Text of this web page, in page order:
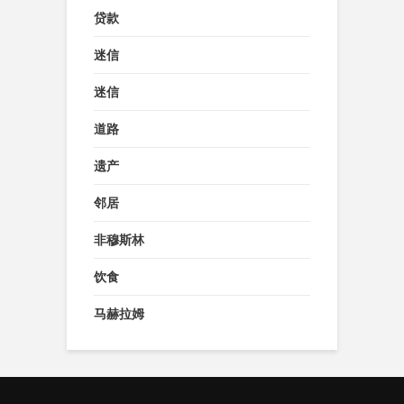
贷款
迷信
迷信
道路
遗产
邻居
非穆斯林
饮食
马赫拉姆